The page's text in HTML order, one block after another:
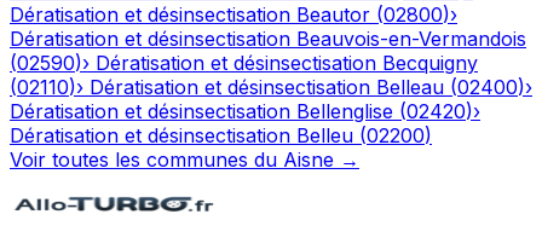
Dératisation et désinsectisation Beautor (02800)›
Dératisation et désinsectisation Beauvois-en-Vermandois
(02590)› Dératisation et désinsectisation Becquigny
(02110)› Dératisation et désinsectisation Belleau (02400)›
Dératisation et désinsectisation Bellenglise (02420)›
Dératisation et désinsectisation Belleu (02200)
Voir toutes les communes du Aisne →